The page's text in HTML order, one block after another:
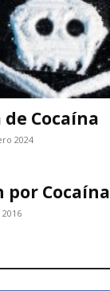
Cocaína
2024
Cocaína